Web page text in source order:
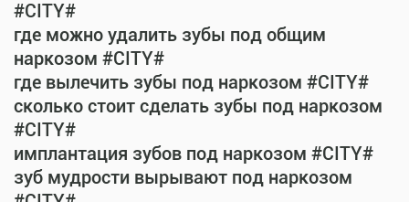
#CITY#
где можно удалить зубы под общим
наркозом #CITY#
где вылечить зубы под наркозом #CITY#
сколько стоит сделать зубы под наркозом
#CITY#
имплантация зубов под наркозом #CITY#
зуб мудрости вырывают под наркозом